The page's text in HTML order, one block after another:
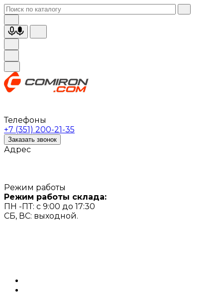
Телефоны
+7 (351) 200-21-35
Заказать звонок
Адрес
Режим работы
Режим работы склада:
ПН -ПТ: с 9:00 до 17:30
СБ, ВС: выходной.